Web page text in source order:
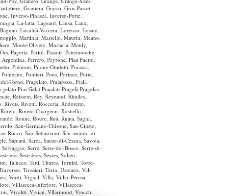
, Graniera, Grasso, Gros-Passet,
, Inverso-Pinasca, Inverso-Porte,
, La-latta, Lageard, Lausa, Laux,
, Località-Vaccera, Lorenzo, Losani,
, Martinat, Massello, Maurin, Meano,
, Monte-Oliveto, Mortaria, Mouly,
Ors, Pageria, Pariol, Passoir, Pattemouche,
Argentina, Perrero, Peyrone, Pian Faetto,
, Piémont, Pilone-Ghidetti, Pinasca,
Pomeano, Pomieri, Pons, Porince, Porte,
Torno, Pragelato, Pralarossa, Prali,
gelato Pras Gelat Prajalats Pragelà Pragelas,
, Reissent, Rey, Reynaud, Rhuiles,
, Rivets, Rivetti, Rocceria, Rodoretto,
Roreto, Roreto-Chargeoir, Rosbello,
, Rounc, Roure, Ruà, Ruata, Sagna,
, San-Germano-Chisone, San-Giusto,
Rocco, San-Sebastiano, San-seondo-di-
, Sapiatti, Sarea, Sauze-di-Cesana, Savoia,
Selvaggio, Serre, Serre-del-Bosco, Serre-di-
, Sestrières, Seytes, Solieri,
, Talucco, Tetti, Thures, Tornini, Torre-
, Trossieri, Turin, Usseaux, Val-
, Verdi, Vignal, Villa, Villar-Perosa,
, Villasecca-inferiore, Villasecca-
, Vivaldi, Vivian, Vllarmond, Vrocchi